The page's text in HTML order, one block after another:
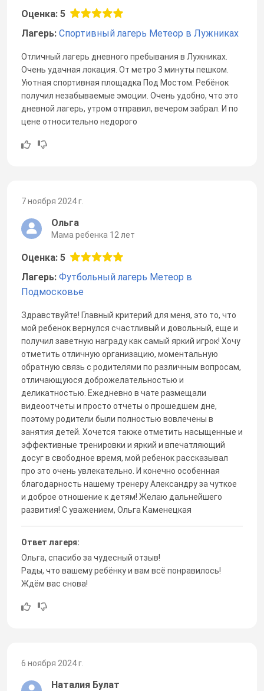
Оценка: 5
Лагерь: Спортивный лагерь Метеор в Лужниках
Отличный лагерь дневного пребывания в Лужниках.
Очень удачная локация. От метро 3 минуты пешком.
Уютная спортивная площадка Под Мостом. Ребёнок
получил незабываемые эмоции. Очень удобно, что это
дневной лагерь, утром отправил, вечером забрал. И по
цене относительно недорого
7 ноября 2024 г.
Ольга
Мама ребенка 12 лет
Оценка: 5
Лагерь: Футбольный лагерь Метеор в
Подмосковье
Здравствуйте! Главный критерий для меня, это то, что
мой ребенок вернулся счастливый и довольный, еще и
получил заветную награду как самый яркий игрок! Хочу
отметить отличную организацию, моментальную
обратную связь с родителями по различным вопросам,
отличающуюся доброжелательностью и
деликатностью. Ежедневно в чате размещали
видеоотчеты и просто отчеты о прошедшем дне,
поэтому родители были полностью вовлечены в
занятия детей. Хочется также отметить насыщенные и
эффективные тренировки и яркий и впечатляющий
досуг в свободное время, мой ребенок рассказывал
про это очень увлекательно. И конечно особенная
благодарность нашему тренеру Александру за чуткое
и доброе отношение к детям! Желаю дальнейшего
развития! С уважением, Ольга Каменецкая
Ответ лагеря:
Ольга, спасибо за чудесный отзыв!
Рады, что вашему ребёнку и вам всё понравилось!
Ждём вас снова!
6 ноября 2024 г.
Наталия Булат